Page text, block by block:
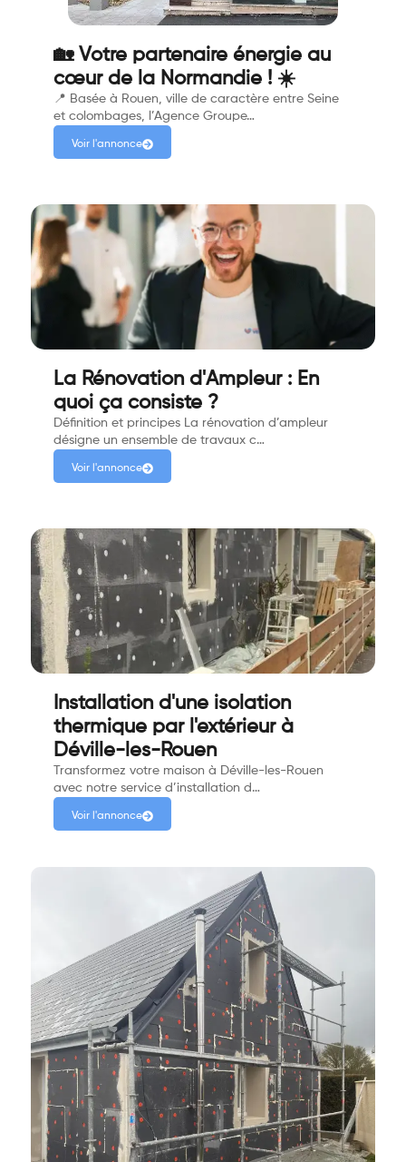
🏡 Votre partenaire énergie au
cœur de la Normandie ! ☀️
📍 Basée à Rouen, ville de caractère entre Seine
et colombages, l’Agence Groupe…
Voir l'annonce
La Rénovation d'Ampleur : En
quoi ça consiste ?
Définition et principes La rénovation d’ampleur
désigne un ensemble de travaux c…
Voir l'annonce
Installation d'une isolation
thermique par l'extérieur à
Déville-les-Rouen
Transformez votre maison à Déville-les-Rouen
avec notre service d’installation d…
Voir l'annonce